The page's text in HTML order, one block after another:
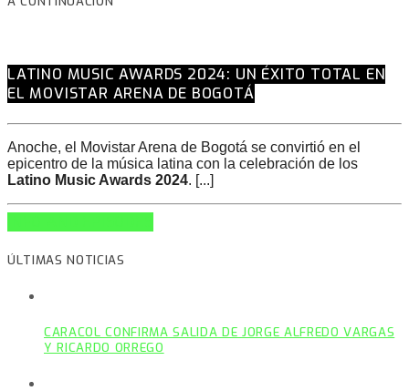
LATINO MUSIC AWARDS 2024: UN ÉXITO TOTAL EN
EL MOVISTAR ARENA DE BOGOTÁ
Anoche, el Movistar Arena de Bogotá se convirtió en el
epicentro de la música latina con la celebración de los
Latino Music Awards 2024. [...]
ÚLTIMAS NOTICIAS
CARACOL CONFIRMA SALIDA DE JORGE ALFREDO VARGAS
Y RICARDO ORREGO